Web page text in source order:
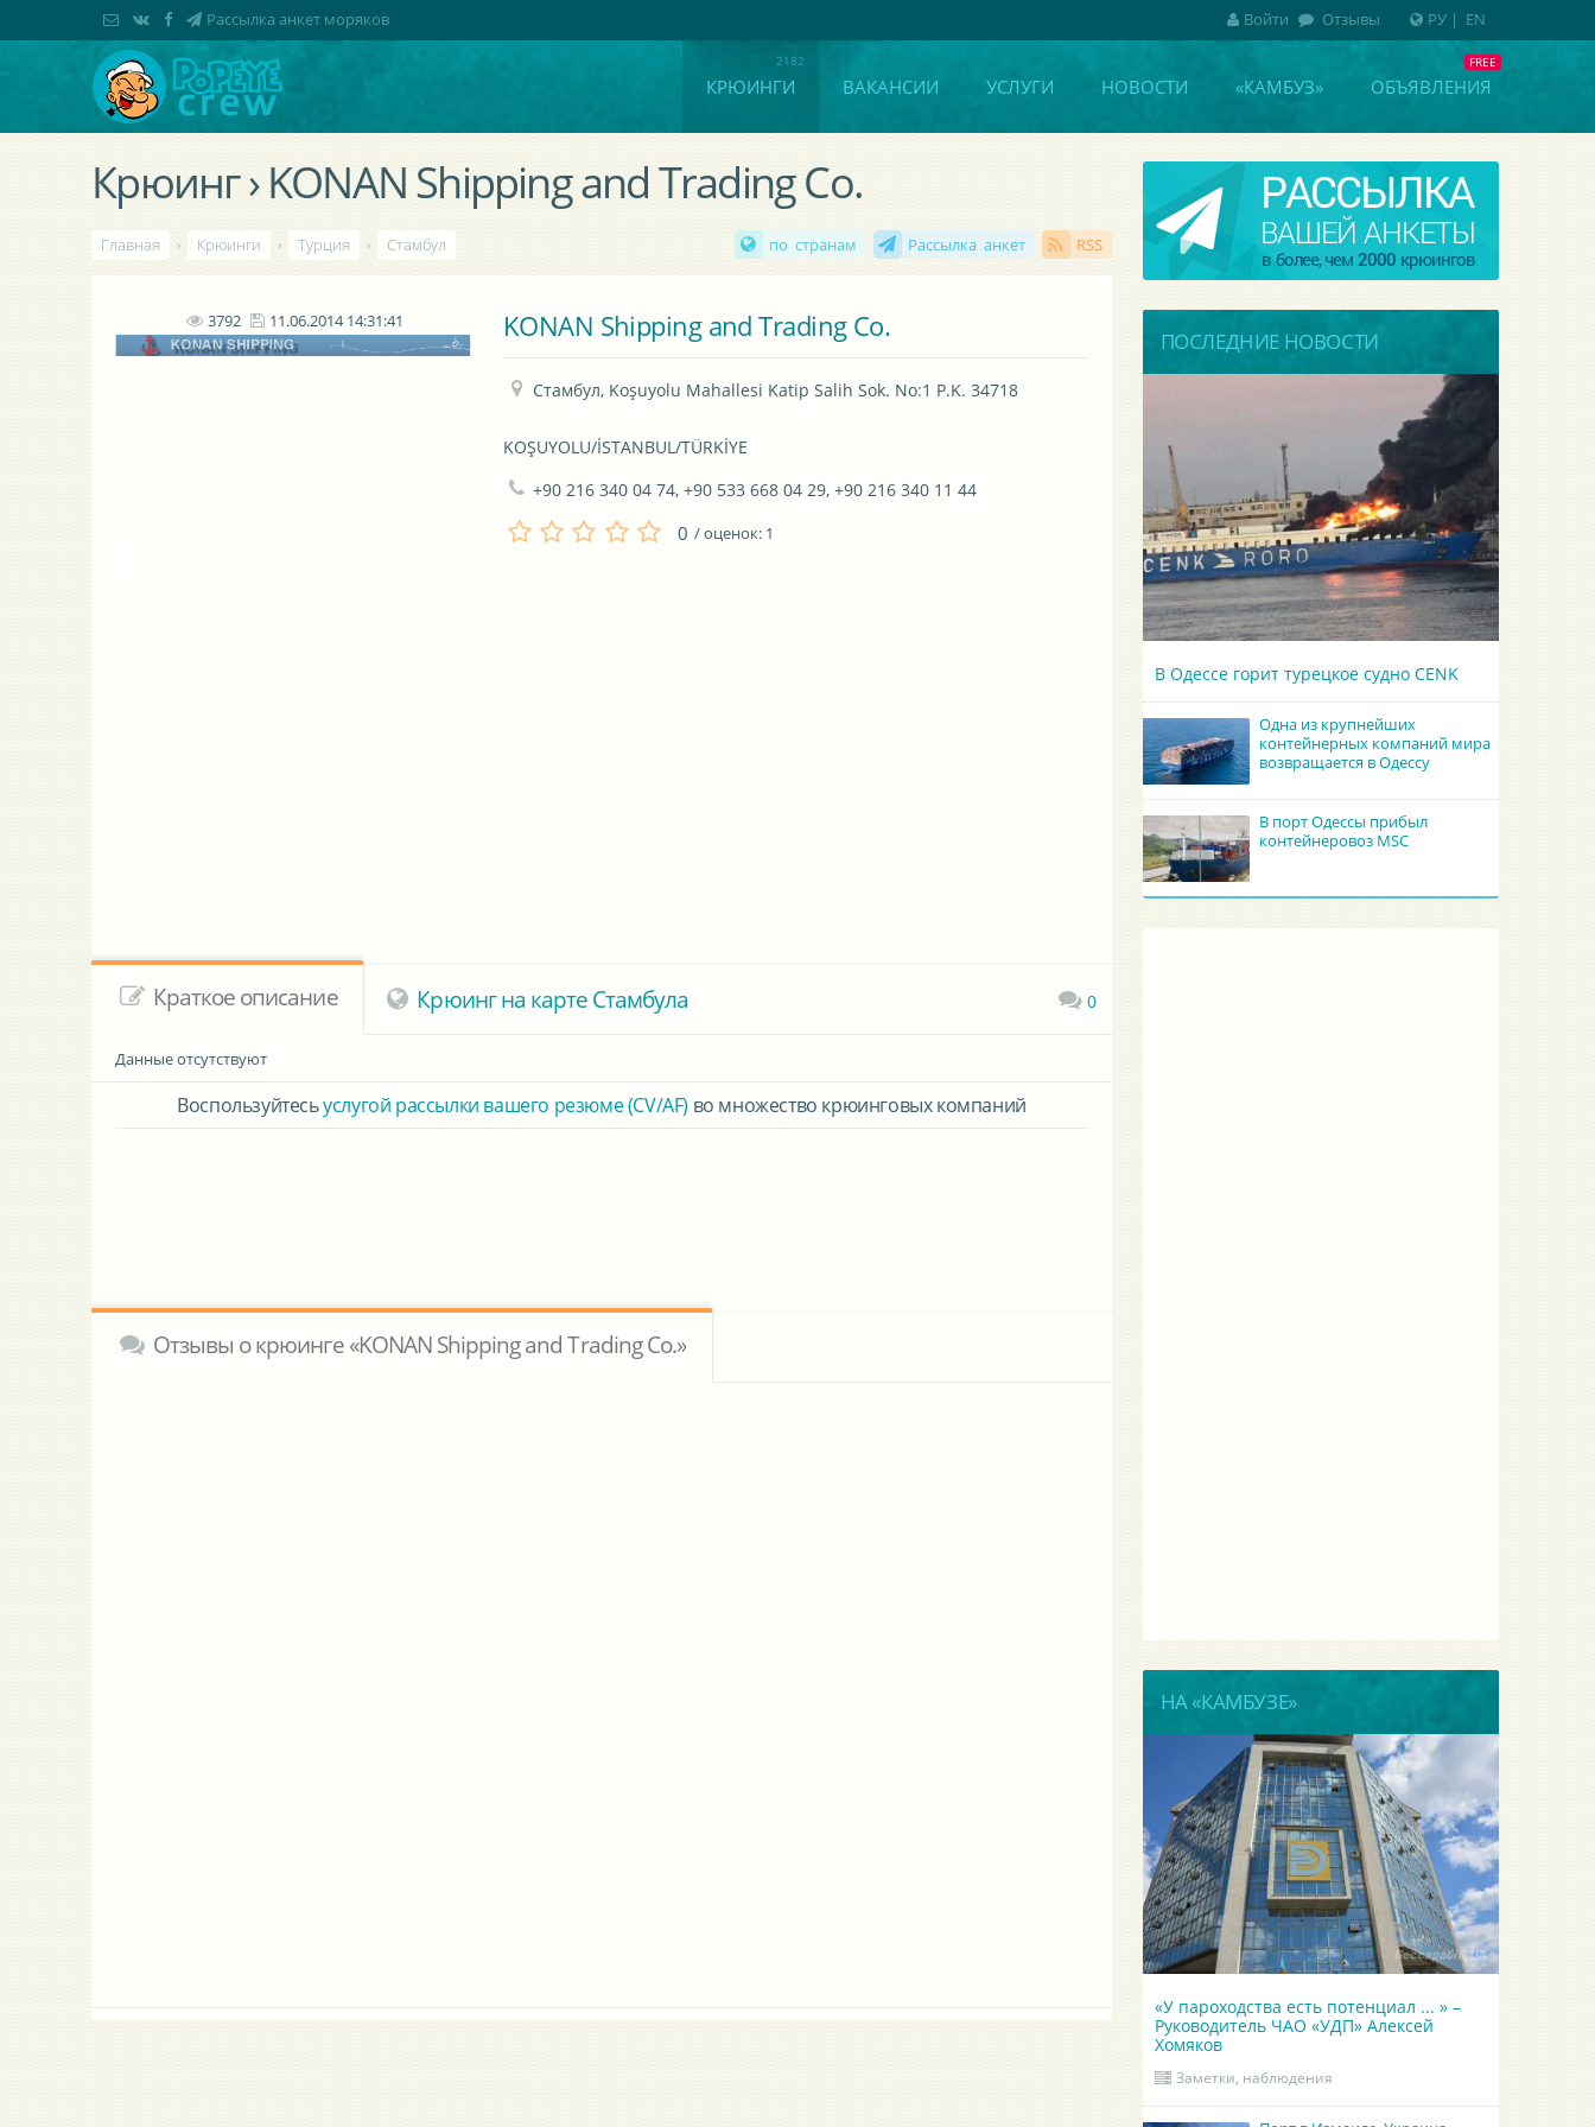
КРЮИНГИ ВАКАНСИИ УСЛУГИ НОВОСТИ «КАМБУЗ» ОБЪЯВЛЕНИЯ
Крюинг › KONAN Shipping and Trading Co.
Главная › Крюинги › Турция › Стамбул по странам Рассылка анкет RSS
3792 11.06.2014 14:31:41 KONAN Shipping and Trading Co.
Стамбул, Koşuyolu Mahallesi Katip Salih Sok. No:1 P.K. 34718
KOŞUYOLU/İSTANBUL/TÜRKİYE
+90 216 340 04 74, +90 533 668 04 29, +90 216 340 11 44
0 / оценок: 1
Краткое описание Крюинг на карте Стамбула 0
Данные отсутствуют
Воспользуйтесьуслугой рассылки вашего резюме (CV/AF) во множество крюинговых компаний
Отзывы о крюинге «KONAN Shipping and Trading Co.»
ПОСЛЕДНИЕ НОВОСТИ
В Одессе горит турецкое судно CENK
Одна из крупнейших
контейнерных компаний мира
возвращается в Одессу
В порт Одессы прибыл
контейнеровоз MSC
НА «КАМБУЗЕ»
«У пароходства есть потенциал ... » –
Руководитель ЧАО «УДП» Алексей
Хомяков
Заметки, наблюдения
РУ| EN
Рассылка анкет моряков Войти Отзывы